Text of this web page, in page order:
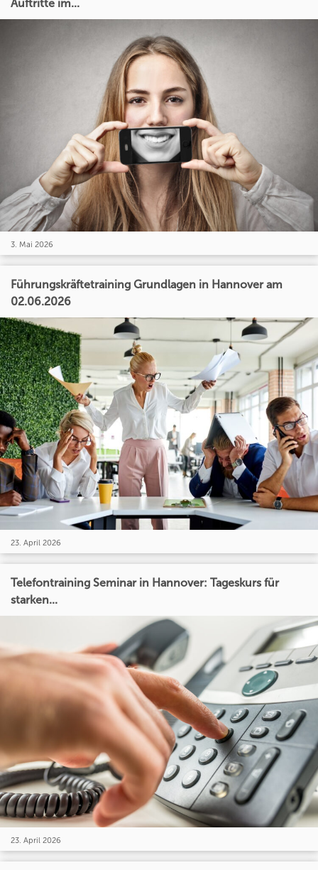
Auftritte im...
3. Mai 2026
Führungskräftetraining Grundlagen in Hannover am
02.06.2026
23. April 2026
Telefontraining Seminar in Hannover: Tageskurs für
starken...
23. April 2026